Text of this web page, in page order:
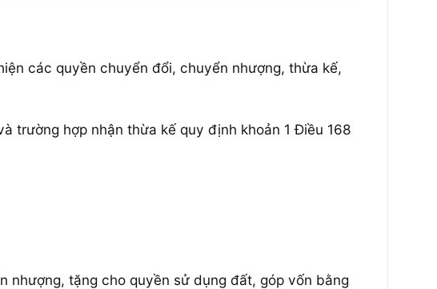
các quyền chuyển đổi, chuyển nhượng, thừa kế,
trường hợp nhận thừa kế quy định khoản 1 Điều 168
tặng cho quyền sử dụng đất, góp vốn bằng